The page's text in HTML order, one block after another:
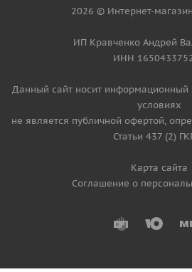
2026 © Интернет-
ИП Кравченко Андрей
ИНН
Данный сайт носит информационный
условиях
не является публичной офертой,
Статьи 437 (2)
Карта сайта
Соглашение о